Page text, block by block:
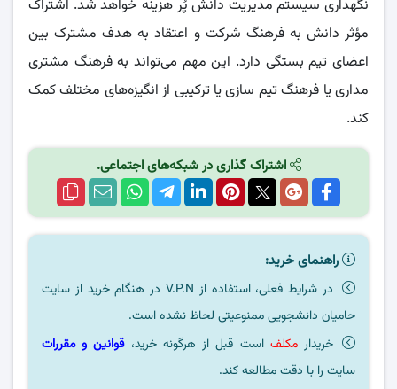
نگهداری سیستم مدیریت دانش پُر هزینه خواهد شد. اشتراک
مؤثر دانش به فرهنگ شرکت و اعتقاد به هدف مشترک بین
اعضای تیم بستگی دارد. این مهم می‌تواند به فرهنگ مشتری
مداری یا فرهنگ تیم سازی یا ترکیبی از انگیزه‌های مختلف کمک
کند.
اشتراک گذاری در شبکه‌های اجتماعی.
راهنمای خرید:
در شرایط فعلی، استفاده از V.P.N در هنگام خرید از سایت
حامیان دانشجویی ممنوعیتی لحاظ نشده است.
خریدارمکلف است قبل از هرگونه خرید،قوانین و مقررات
سایت را با دقت مطالعه کند.